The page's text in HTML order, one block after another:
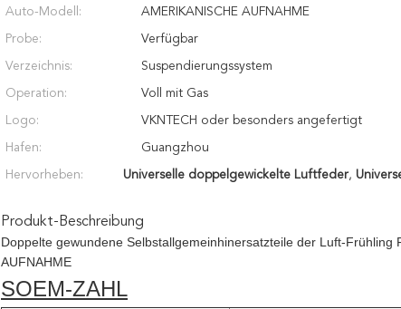
Auto-Modell: AMERIKANISCHE AUFNAHME
Probe: Verfügbar
Verzeichnis: Suspendierungssystem
Operation: Voll mit Gas
Logo: VKNTECH oder besonders angefertigt
Hafen: Guangzhou
Hervorheben: Universelle doppelgewickelte Luftfeder,
Produkt-Beschreibung
Doppelte gewundene Selbstallgemeinhinersatzteile der Luft-
AUFNAHME
SOEM-ZAHL